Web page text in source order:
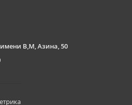
имени В,М, Азина, 50